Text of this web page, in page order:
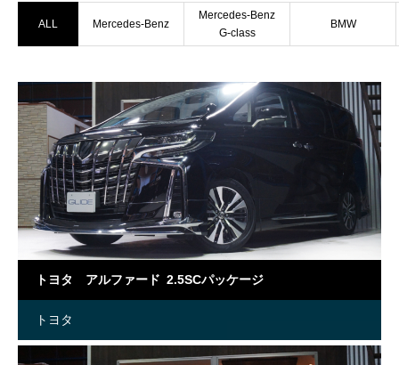
ALL Mercedes-Benz
Mercedes-Benz
G-class
BMW
トヨタ アルファード 2.5SCパッケージ
トヨタ